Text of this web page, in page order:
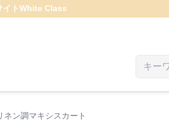
トWhite Class
ネン調マキシスカート